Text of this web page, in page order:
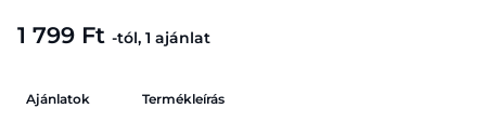
1 799 Ft -tól, 1 ajánlat
Ajánlatok Termékleírás